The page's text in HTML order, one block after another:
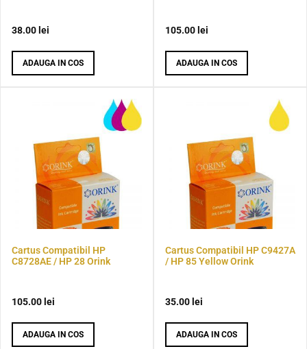
38.00 lei
ADAUGA IN COS
105.00 lei
ADAUGA IN COS
Cartus Compatibil HP
C8728AE / HP 28 Orink
105.00 lei
ADAUGA IN COS
Cartus Compatibil HP C9427A
/ HP 85 Yellow Orink
35.00 lei
ADAUGA IN COS